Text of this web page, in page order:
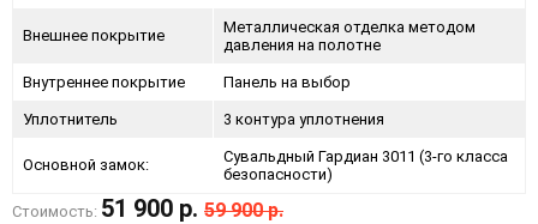
Внешнее покрытие
Металлическая отделка методом
давления на полотне
Внутреннее покрытие Панель на выбор
Уплотнитель 3 контура уплотнения
Основной замок:
Сувальдный Гардиан 3011 (3-го класса
безопасности)
Стоимость: 51 900 р. 59 900 р.